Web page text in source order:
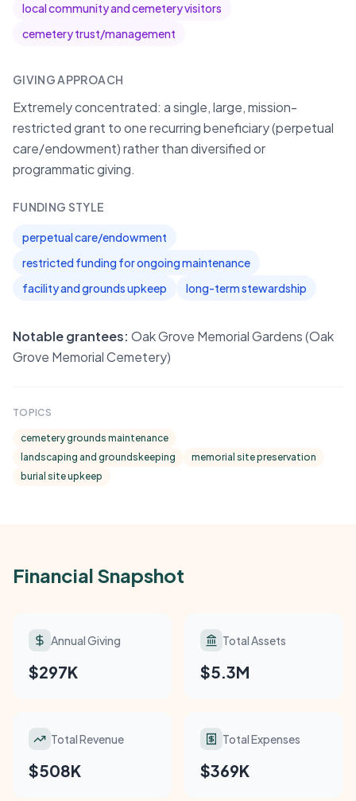
local community and cemetery visitors
cemetery trust/management
GIVING APPROACH
Extremely concentrated: a single, large, mission-
restricted grant to one recurring beneficiary (perpetual
care/endowment) rather than diversified or
programmatic giving.
FUNDING STYLE
perpetual care/endowment
restricted funding for ongoing maintenance
facility and grounds upkeep
long-term stewardship
Notable grantees: Oak Grove Memorial Gardens (Oak
Grove Memorial Cemetery)
TOPICS
cemetery grounds maintenance
landscaping and groundskeeping
memorial site preservation
burial site upkeep
Financial Snapshot
Annual Giving
$297K
Total Assets
$5.3M
Total Revenue
$508K
Total Expenses
$369K